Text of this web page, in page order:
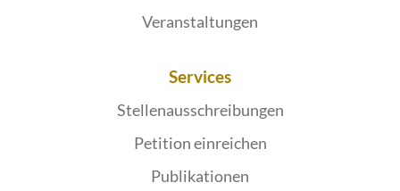
Veranstaltungen
Services
Stellenausschreibungen
Petition einreichen
Publikationen